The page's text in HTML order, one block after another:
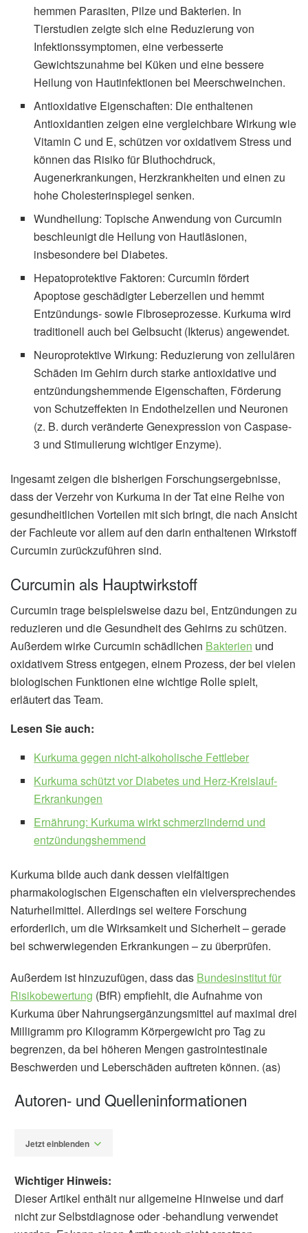
hemmen Parasiten, Pilze und Bakterien. In
Tierstudien zeigte sich eine Reduzierung von
Infektionssymptomen, eine verbesserte
Gewichtszunahme bei Küken und eine bessere
Heilung von Hautinfektionen bei Meerschweinchen.
Antioxidative Eigenschaften: Die enthaltenen
Antioxidantien zeigen eine vergleichbare Wirkung wie
Vitamin C und E, schützen vor oxidativem Stress und
können das Risiko für Bluthochdruck,
Augenerkrankungen, Herzkrankheiten und einen zu
hohe Cholesterinspiegel senken.
Wundheilung: Topische Anwendung von Curcumin
beschleunigt die Heilung von Hautläsionen,
insbesondere bei Diabetes.
Hepatoprotektive Faktoren: Curcumin fördert
Apoptose geschädigter Leberzellen und hemmt
Entzündungs- sowie Fibroseprozesse. Kurkuma wird
traditionell auch bei Gelbsucht (Ikterus) angewendet.
Neuroprotektive Wirkung: Reduzierung von zellulären
Schäden im Gehirn durch starke antioxidative und
entzündungshemmende Eigenschaften, Förderung
von Schutzeffekten in Endothelzellen und Neuronen
(z. B. durch veränderte Genexpression von Caspase-
3 und Stimulierung wichtiger Enzyme).
Ingesamt zeigen die bisherigen Forschungsergebnisse,
dass der Verzehr von Kurkuma in der Tat eine Reihe von
gesundheitlichen Vorteilen mit sich bringt, die nach Ansicht
der Fachleute vor allem auf den darin enthaltenen Wirkstoff
Curcumin zurückzuführen sind.
Curcumin als Hauptwirkstoff
Curcumin trage beispielsweise dazu bei, Entzündungen zu
reduzieren und die Gesundheit des Gehirns zu schützen.
Außerdem wirke Curcumin schädlichen Bakterien und
oxidativem Stress entgegen, einem Prozess, der bei vielen
biologischen Funktionen eine wichtige Rolle spielt,
erläutert das Team.
Lesen Sie auch:
Kurkuma gegen nicht-alkoholische Fettleber
Kurkuma schützt vor Diabetes und Herz-Kreislauf-
Erkrankungen
Ernährung: Kurkuma wirkt schmerzlindernd und
entzündungshemmend
Kurkuma bilde auch dank dessen vielfältigen
pharmakologischen Eigenschaften ein vielversprechendes
Naturheilmittel. Allerdings sei weitere Forschung
erforderlich, um die Wirksamkeit und Sicherheit – gerade
bei schwerwiegenden Erkrankungen – zu überprüfen.
Außerdem ist hinzuzufügen, dass das Bundesinstitut für
Risikobewertung (BfR) empfiehlt, die Aufnahme von
Kurkuma über Nahrungsergänzungsmittel auf maximal drei
Milligramm pro Kilogramm Körpergewicht pro Tag zu
begrenzen, da bei höheren Mengen gastrointestinale
Beschwerden und Leberschäden auftreten können. (as)
Autoren- und Quelleninformationen
Jetzt einblenden
Wichtiger Hinweis:
Dieser Artikel enthält nur allgemeine Hinweise und darf
nicht zur Selbstdiagnose oder -behandlung verwendet